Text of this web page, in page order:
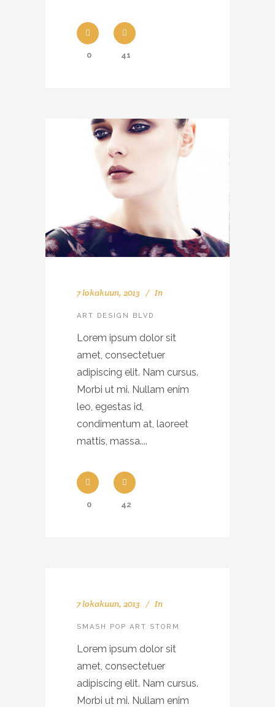
0 41
7 lokakuun, 2013 In
ART DESIGN BLVD
Lorem ipsum dolor sit
amet, consectetuer
adipiscing elit. Nam cursus.
Morbi ut mi. Nullam enim
leo, egestas id,
condimentum at, laoreet
mattis, massa....
0 42
7 lokakuun, 2013 In
SMASH POP ART STORM
Lorem ipsum dolor sit
amet, consectetuer
adipiscing elit. Nam cursus.
Morbi ut mi. Nullam enim